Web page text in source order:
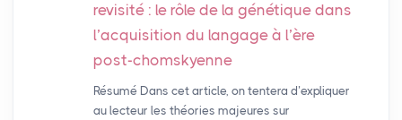
revisité : le rôle de la génétique dans
l’acquisition du langage à l’ère
post-chomskyenne
Résumé Dans cet article, on tentera d’expliquer
au lecteur les théories majeures sur